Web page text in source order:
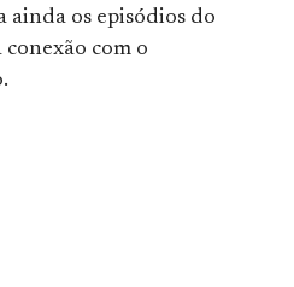
ainda os episódios do
conexão com o